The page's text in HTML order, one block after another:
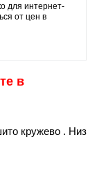
для интернет-
от цен в
в
кружево . Низ